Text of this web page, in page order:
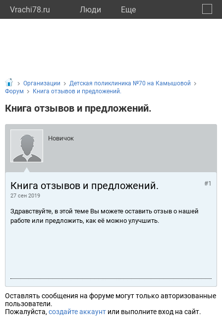
Vrachi78.ru Люди Eще
Организации
Детская поликлиника №70 на Камышовой
Форум
Книга отзывов и предложений.
Книга отзывов и предложений.
Новичок
Книга отзывов и предложений.
27 сен 2019
#1
Здравствуйте, в этой теме Вы можете оставить отзыв о нашей
работе или предложить, как её можно улучшить.
Оставлять сообщения на форуме могут только авторизованные
пользователи.
Пожалуйста, создайте аккаунт или выполните вход на сайт.